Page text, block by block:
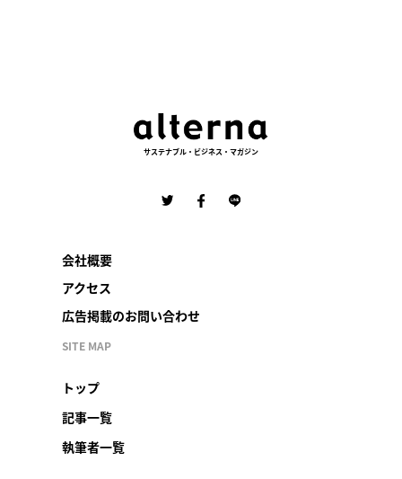
サステナブル・ビジネス・マガジン
会社概要
アクセス
広告掲載のお問い合わせ
SITE MAP
トップ
記事一覧
執筆者一覧